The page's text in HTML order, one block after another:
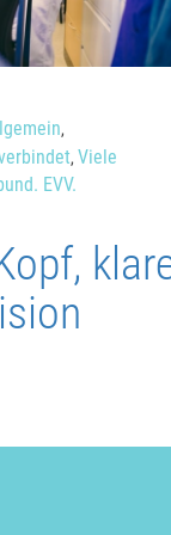
,
, Viele
EVV.